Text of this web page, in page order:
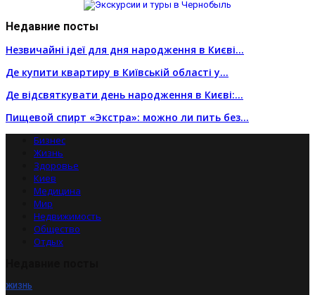
Недавние посты
Незвичайні ідеї для дня народження в Києві…
Де купити квартиру в Київській області у…
Де відсвяткувати день народження в Києві:…
Пищевой спирт «Экстра»: можно ли пить без…
Бизнес
Жизнь
Здоровье
Киев
Медицина
Мир
Недвижимость
Общество
Отдых
ЖИЗНЬ